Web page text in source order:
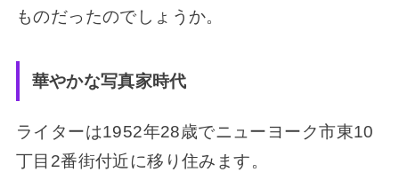
ものだったのでしょうか。
華やかな写真家時代
ライターは1952年28歳でニューヨーク市東10
丁目2番街付近に移り住みます。